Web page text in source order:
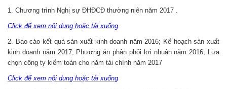
1. Chương trình Nghị sự ĐHĐCĐ thường niên năm 2017 .
Click để xem nội dung hoặc tải xuống
2. Báo cáo kết quả sản xuất kinh doanh năm 2016; Kế hoạch sản xuất
kinh doanh năm 2017; Phương án phân phối lợi nhuận năm 2016; Lựa
chọn công ty kiểm toán cho năm tài chính năm 2017
Click để xem nội dung hoặc tải xuống